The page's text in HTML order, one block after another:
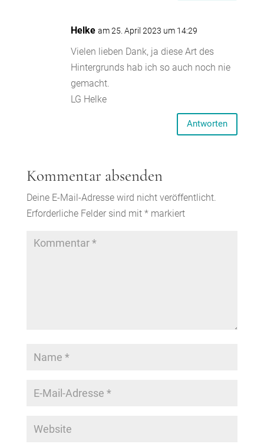
Helke am 25. April 2023 um 14:29
Vielen lieben Dank, ja diese Art des
Hintergrunds hab ich so auch noch nie
gemacht.
LG Helke
Antworten
Kommentar absenden
Deine E-Mail-Adresse wird nicht veröffentlicht.
Erforderliche Felder sind mit *markiert